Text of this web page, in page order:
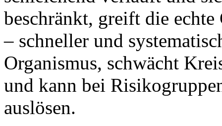
beschränkt, greift die
– schneller und
Organismus, schwächt
und kann bei
auslösen.